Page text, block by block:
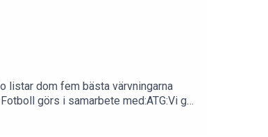
listar dom fem bästa värvningarna
görs i samarbete med:ATG:Vi gör
här:
ditt företag